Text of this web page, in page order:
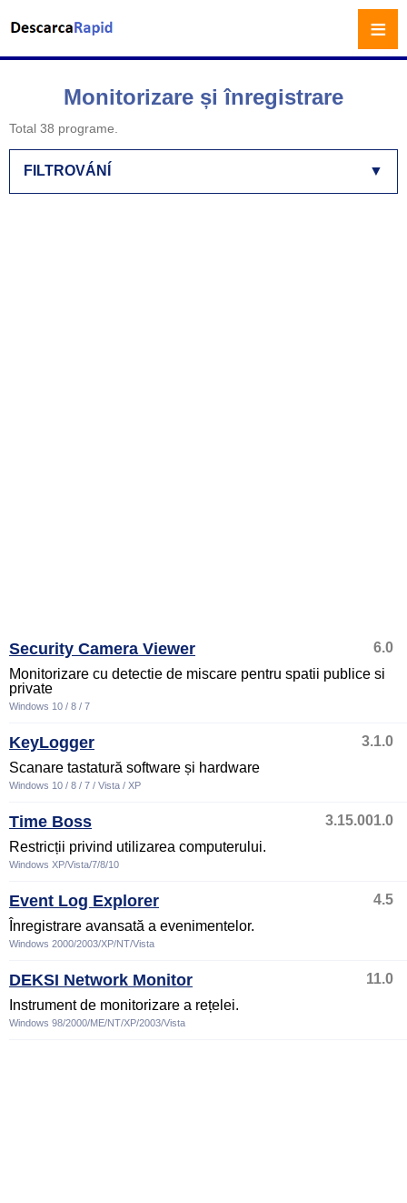
Monitorizare și înregistrare
Total 38 programe.
▼
FILTROVÁNÍ
Security Camera Viewer
6.0
Monitorizare cu detectie de miscare pentru spatii publice si
private
Windows 10 / 8 / 7
KeyLogger
3.1.0
Scanare tastatură software și hardware
Windows 10 / 8 / 7 / Vista / XP
Time Boss
3.15.001.0
Restricții privind utilizarea computerului.
Windows XP/Vista/7/8/10
Event Log Explorer
4.5
Înregistrare avansată a evenimentelor.
Windows 2000/2003/XP/NT/Vista
DEKSI Network Monitor
11.0
Instrument de monitorizare a rețelei.
Windows 98/2000/ME/NT/XP/2003/Vista
≡